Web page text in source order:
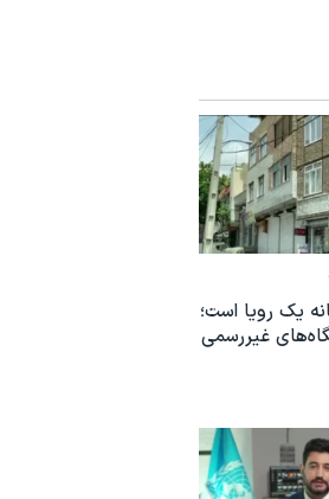
یک رویا است؛
غیررسمی